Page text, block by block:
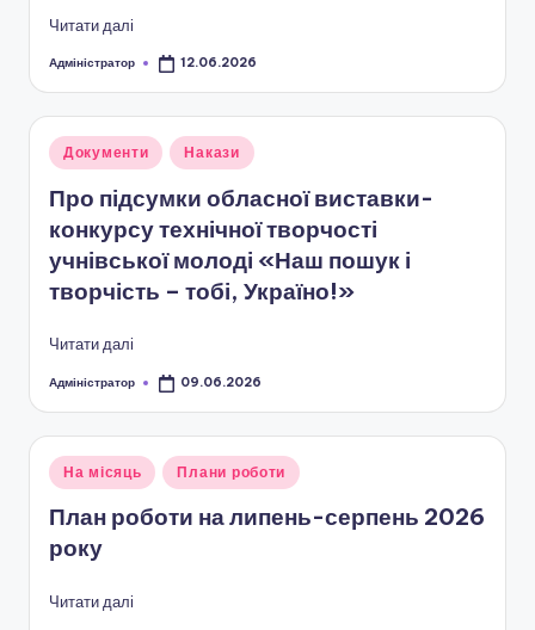
о
г
о
в
и
х
о
в
а
н
н
я
т
а
п
о
Читати далі
Опубліковано
Адміністратор 12.06.2026
Опубліковано
Документи Накази
Про підсумки обласної виставки-
конкурсу технічної творчості
учнівської молоді «Наш пошук і
творчість – тобі, Україно!»
Читати далі
Опубліковано
Адміністратор 09.06.2026
Опубліковано
На місяць Плани роботи
План роботи на липень-серпень 2026
року
Читати далі